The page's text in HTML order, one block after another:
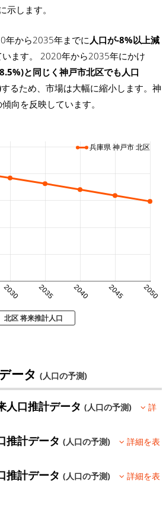
示します。
年から2035年までに 人口が-8%以上減
います。 2020年から2035年にかけ
と同じく神戸市北区でも人口
するため、市場は大幅に縮小します。神
向を反映しています。
2030 2035 2040 2045 2050
兵庫県 神戸市 北区
北区 将来推計人口
ータ (人口の予測)
人口推計データ(人口の予測)
詳
推計データ(人口の予測)
詳細を表
推計データ(人口の予測)
詳細を表